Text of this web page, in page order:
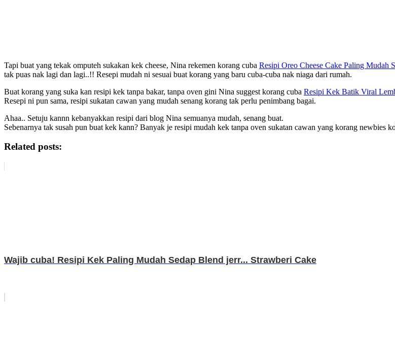
Tapi buat yang tekak omputeh sukakan kek cheese, Nina rekemen korang cuba Resipi Oreo Cheese Cake Paling Mudah
tak puas nak lagi dan lagi..!! Resepi mudah ni sesuai buat korang yang baru cuba-cuba nak niaga dari rumah.
Buat korang yang suka kan resipi kek tanpa bakar, tanpa oven gini Nina suggest korang cuba Resipi Kek Batik Viral
Resepi ni pun sama, resipi sukatan cawan yang mudah senang korang tak perlu penimbang bagai.
Ahaa.. Setuju kannn kebanyakkan resipi dari blog Nina semuanya mudah, senang buat.
Sebenarnya tak susah pun buat kek kann? Banyak je resipi mudah kek tanpa oven sukatan cawan yang korang newbies
Related posts:
Wajib cuba! Resipi Kek Paling Mudah Sedap Blend jerr... Strawberi Cake